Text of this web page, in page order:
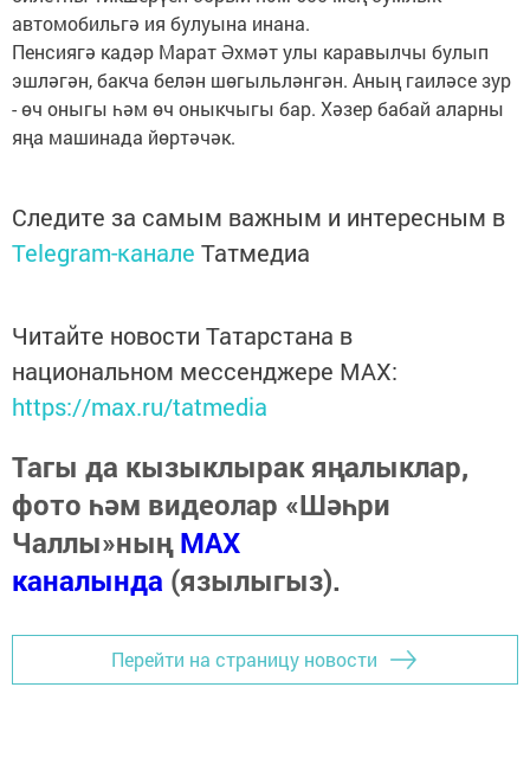
автомобильгә ия булуына инана.
Пенсиягә кадәр Марат Әхмәт улы каравылчы булып
эшләгән, бакча белән шөгыльләнгән. Аның гаиләсе зур
- өч оныгы һәм өч оныкчыгы бар. Хәзер бабай аларны
яңа машинада йөртәчәк.
Следите за самым важным и интересным в
Telegram-канале Татмедиа
Читайте новости Татарстана в
национальном мессенджере MАХ:
https://max.ru/tatmedia
Тагы да кызыклырак яңалыклар,
фото һәм видеолар «Шәһри
Чаллы»ныңMAX
каналында (язылыгыз).
Перейти на страницу новости